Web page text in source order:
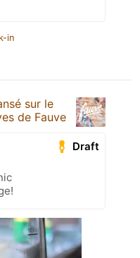
in
sur le
de Fauve
Draft